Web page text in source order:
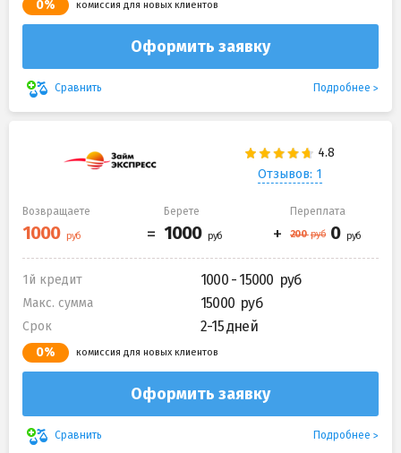
0% комиссия для новых клиентов
Оформить заявку
Сравнить Подробнее
Отзывов: 1
Возвращаете Берете Переплата
1й кредит 1000 - 15000
Макс. сумма 15000
Срок 2-15 дней
0% комиссия для новых клиентов
Оформить заявку
Сравнить Подробнее